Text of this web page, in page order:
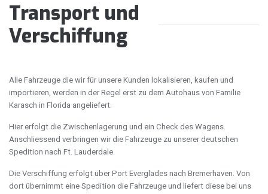
Transport und
Verschiffung
Alle Fahrzeuge die wir für unsere Kunden lokalisieren, kaufen und
importieren, werden in der Regel erst zu dem Autohaus von Familie
Karasch in Florida angeliefert.
Hier erfolgt die Zwischenlagerung und ein Check des Wagens.
Anschliessend verbringen wir die Fahrzeuge zu unserer deutschen
Spedition nach Ft. Lauderdale.
Die Verschiffung erfolgt über Port Everglades nach Bremerhaven. Von
dort übernimmt eine Spedition die Fahrzeuge und liefert diese bei uns